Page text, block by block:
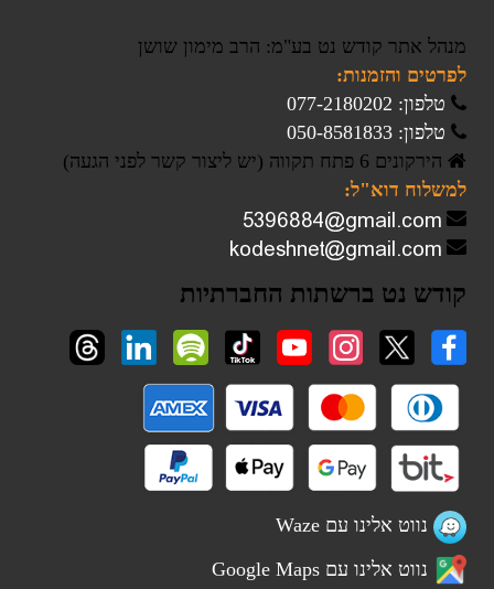
מנהל אתר קודש נט בע"מ: הרב מימון שושן
לפרטים והזמנות:
טלפון: 077-2180202
טלפון: 050-8581833
הירקונים 6 פתח תקווה (יש ליצור קשר לפני הגעה)
למשלוח דוא"ל:
קודש נט ברשתות החברתיות
נווט אלינו עם Waze
נווט אלינו עם Google Maps